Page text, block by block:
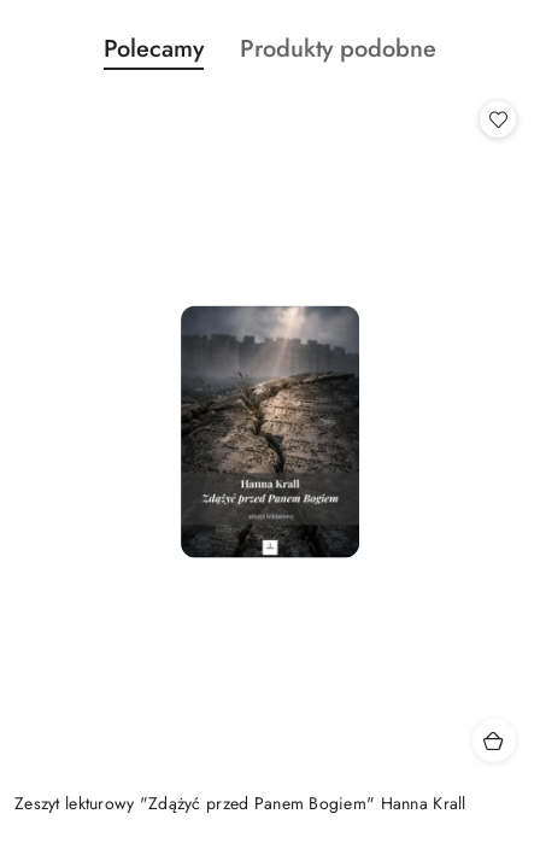
Pomiń karuzelę produktów
Produkty
o
Polecamy
Produkty
Produkty podobne
Zeszyt lekturowy "Zdążyć przed Panem Bogiem" Hanna Krall